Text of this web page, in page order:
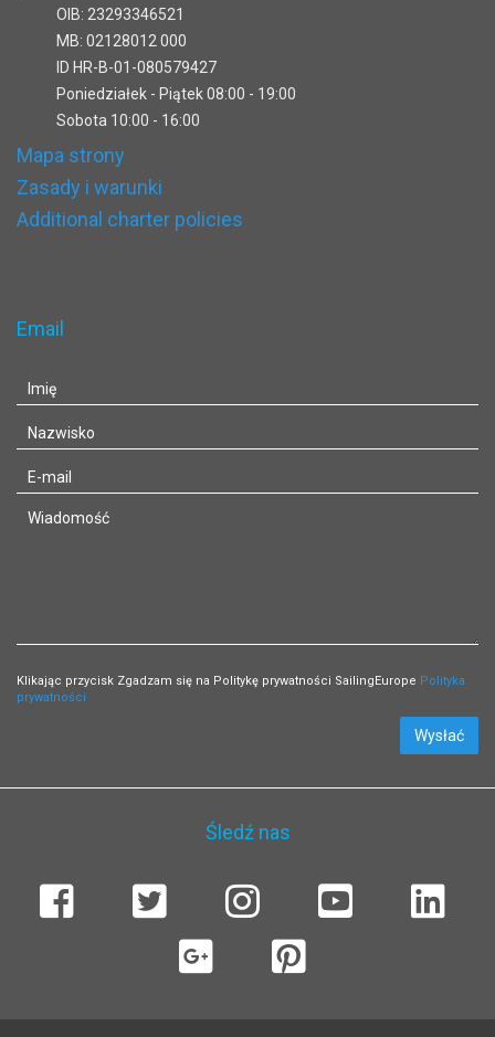
OIB: 23293346521
MB: 02128012 000
ID HR-B-01-080579427
Poniedziałek - Piątek 08:00 - 19:00
Sobota 10:00 - 16:00
Mapa strony
Zasady i warunki
Additional charter policies
Email
Klikając przycisk Zgadzam się na Politykę prywatności SailingEurope Polityka
prywatności
Wysłać
Śledź nas